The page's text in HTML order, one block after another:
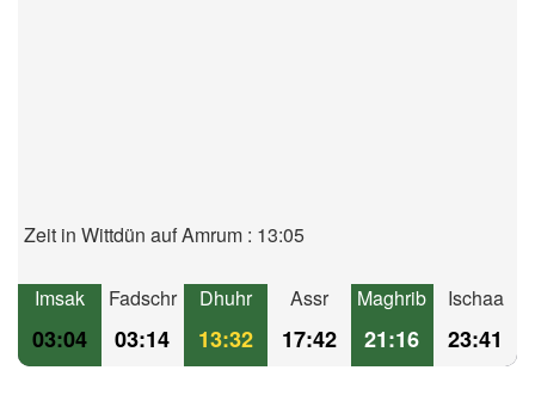
Zeit in Wittdün auf Amrum : 13:05
Imsak
03:04
Fadschr
03:14
Dhuhr
13:32
Assr
17:42
Maghrib
21:16
Ischaa
23:41